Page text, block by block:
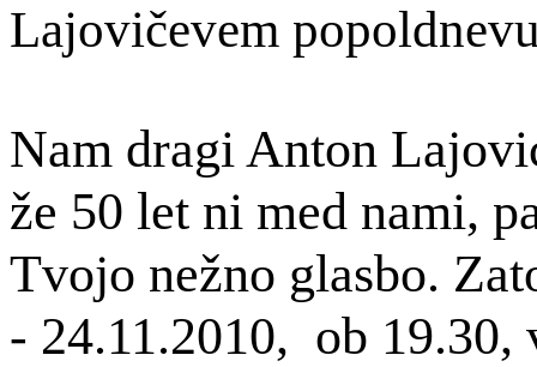
Lajovičevem
Nam dragi Anton
že 50 let ni med nami,
Tvojo nežno glasbo.
- 24.11.2010, ob